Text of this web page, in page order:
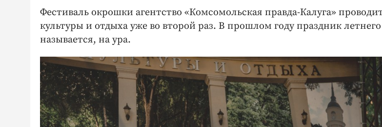
Фестиваль окрошки агентство «Комсомольская правда-Калуга»
культуры и отдыха уже во второй раз. В прошлом году праздник
называется, на ура.